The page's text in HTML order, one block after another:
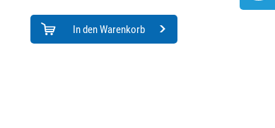
In den Warenkorb